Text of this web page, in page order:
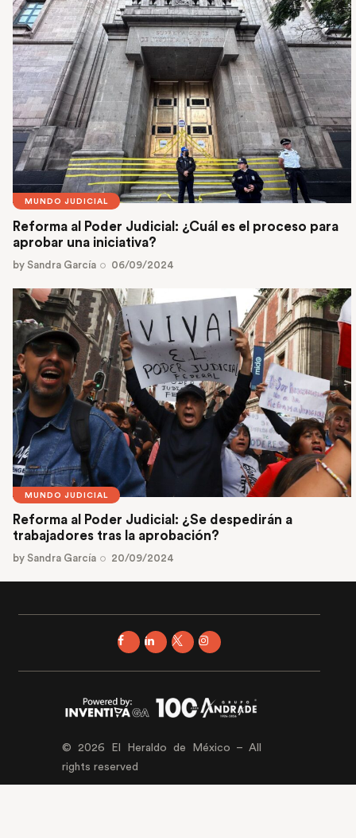
MUNDO JUDICIAL
Reforma al Poder Judicial: ¿Cuál es el proceso para
aprobar una iniciativa?
by Sandra García 06/09/2024
MUNDO JUDICIAL
Reforma al Poder Judicial: ¿Se despedirán a
trabajadores tras la aprobación?
by Sandra García 20/09/2024
© 2026 El Heraldo de México – All
rights reserved